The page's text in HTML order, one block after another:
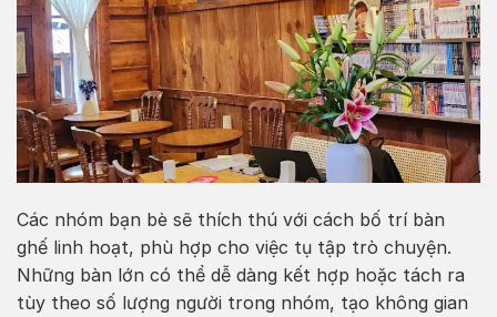
Các nhóm bạn bè sẽ thích thú với cách bố trí bàn
ghế linh hoạt, phù hợp cho việc tụ tập trò chuyện.
Những bàn lớn có thể dễ dàng kết hợp hoặc tách ra
tùy theo số lượng người trong nhóm, tạo không gian